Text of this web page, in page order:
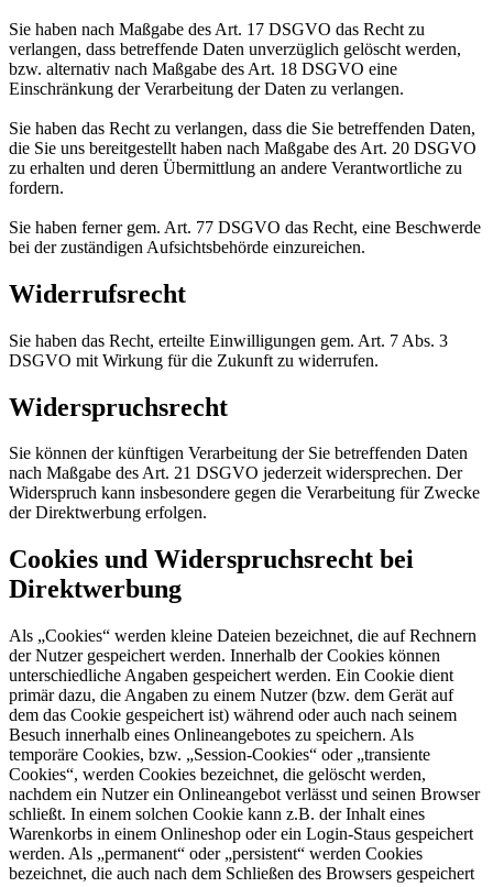
Sie haben nach Maßgabe des Art. 17 DSGVO das Recht zu
verlangen, dass betreffende Daten unverzüglich gelöscht werden,
bzw. alternativ nach Maßgabe des Art. 18 DSGVO eine
Einschränkung der Verarbeitung der Daten zu verlangen.
Sie haben das Recht zu verlangen, dass die Sie betreffenden Daten,
die Sie uns bereitgestellt haben nach Maßgabe des Art. 20 DSGVO
zu erhalten und deren Übermittlung an andere Verantwortliche zu
fordern.
Sie haben ferner gem. Art. 77 DSGVO das Recht, eine Beschwerde
bei der zuständigen Aufsichtsbehörde einzureichen.
Widerrufsrecht
Sie haben das Recht, erteilte Einwilligungen gem. Art. 7 Abs. 3
DSGVO mit Wirkung für die Zukunft zu widerrufen.
Widerspruchsrecht
Sie können der künftigen Verarbeitung der Sie betreffenden Daten
nach Maßgabe des Art. 21 DSGVO jederzeit widersprechen. Der
Widerspruch kann insbesondere gegen die Verarbeitung für Zwecke
der Direktwerbung erfolgen.
Cookies und Widerspruchsrecht bei
Direktwerbung
Als „Cookies“ werden kleine Dateien bezeichnet, die auf Rechnern
der Nutzer gespeichert werden. Innerhalb der Cookies können
unterschiedliche Angaben gespeichert werden. Ein Cookie dient
primär dazu, die Angaben zu einem Nutzer (bzw. dem Gerät auf
dem das Cookie gespeichert ist) während oder auch nach seinem
Besuch innerhalb eines Onlineangebotes zu speichern. Als
temporäre Cookies, bzw. „Session-Cookies“ oder „transiente
Cookies“, werden Cookies bezeichnet, die gelöscht werden,
nachdem ein Nutzer ein Onlineangebot verlässt und seinen Browser
schließt. In einem solchen Cookie kann z.B. der Inhalt eines
Warenkorbs in einem Onlineshop oder ein Login-Staus gespeichert
werden. Als „permanent“ oder „persistent“ werden Cookies
bezeichnet, die auch nach dem Schließen des Browsers gespeichert